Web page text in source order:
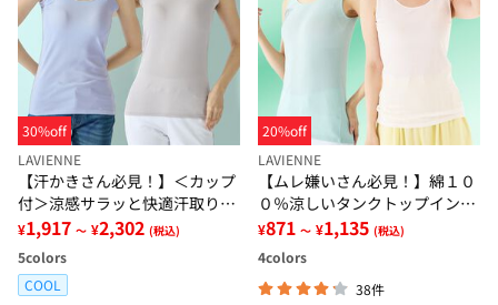
30%off
LAVIENNE
【汗かきさん必見！】＜カップ
付＞涼感サラッと快適汗取りタ
ンクトップインナー＜さらりラ
ボ＞
¥1,917 ～ ¥2,302 (税込)
5colors
COOL
20%off
LAVIENNE
【ムレ嫌いさん必見！】綿１０
０％涼しいタンクトップインナ
ー＜さらりラボ＞
¥871 ～ ¥1,135 (税込)
4colors
38件